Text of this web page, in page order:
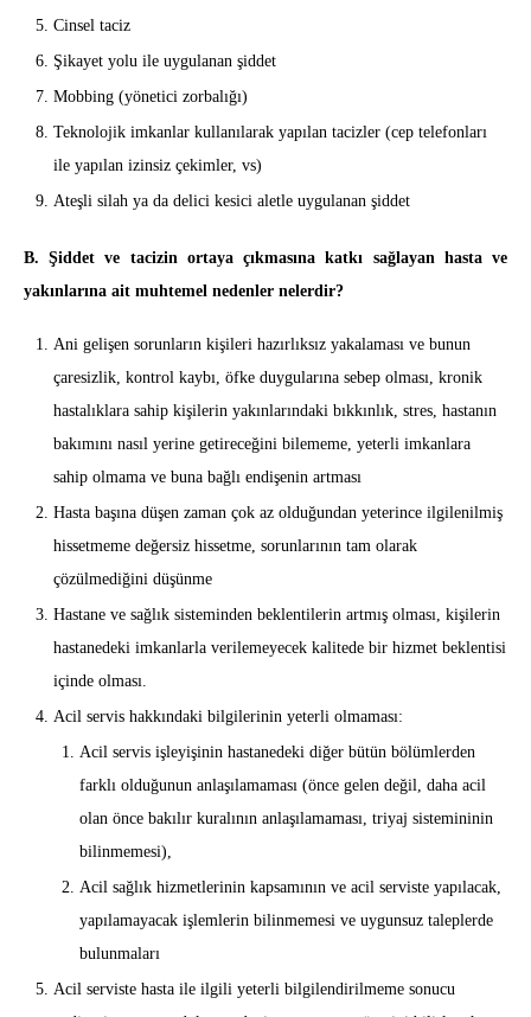
Cinsel taciz
Şikayet yolu ile uygulanan şiddet
Mobbing (yönetici zorbalığı)
Teknolojik imkanlar kullanılarak yapılan tacizler (cep telefonları
ile yapılan izinsiz çekimler, vs)
Ateşli silah ya da delici kesici aletle uygulanan şiddet
B. Şiddet ve tacizin ortaya çıkmasına katkı sağlayan hasta ve
yakınlarına ait muhtemel nedenler nelerdir?
Ani gelişen sorunların kişileri hazırlıksız yakalaması ve bunun
çaresizlik, kontrol kaybı, öfke duygularına sebep olması, kronik
hastalıklara sahip kişilerin yakınlarındaki bıkkınlık, stres, hastanın
bakımını nasıl yerine getireceğini bilememe, yeterli imkanlara
sahip olmama ve buna bağlı endişenin artması
Hasta başına düşen zaman çok az olduğundan yeterince ilgilenilmiş
hissetmeme değersiz hissetme, sorunlarının tam olarak
çözülmediğini düşünme
Hastane ve sağlık sisteminden beklentilerin artmış olması, kişilerin
hastanedeki imkanlarla verilemeyecek kalitede bir hizmet beklentisi
içinde olması.
Acil servis hakkındaki bilgilerinin yeterli olmaması:
Acil servis işleyişinin hastanedeki diğer bütün bölümlerden
farklı olduğunun anlaşılamaması (önce gelen değil, daha acil
olan önce bakılır kuralının anlaşılamaması, triyaj sistemininin
bilinmemesi),
Acil sağlık hizmetlerinin kapsamının ve acil serviste yapılacak,
yapılamayacak işlemlerin bilinmemesi ve uygunsuz taleplerde
bulunmaları
Acil serviste hasta ile ilgili yeterli bilgilendirilmeme sonucu